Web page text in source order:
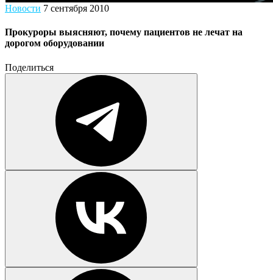
Новости 7 сентября 2010
Прокуроры выясняют, почему пациентов не лечат на
дорогом оборудовании
Поделиться